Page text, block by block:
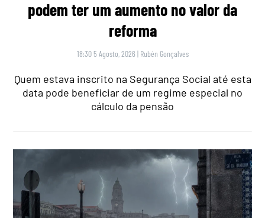
podem ter um aumento no valor da
reforma
18:30 5 Agosto, 2026 | Rubén Gonçalves
Quem estava inscrito na Segurança Social até esta
data pode beneficiar de um regime especial no
cálculo da pensão